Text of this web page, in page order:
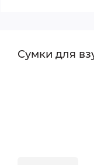
Сумки для